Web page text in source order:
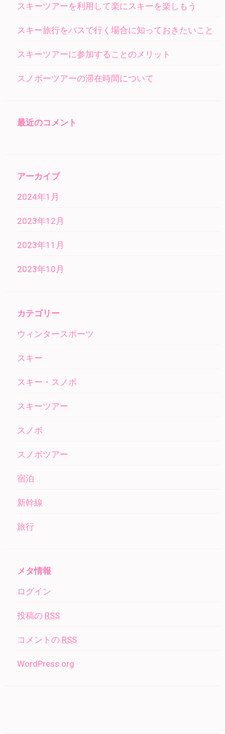
スキーツアーを利用して楽にスキーを楽しもう
スキー旅行をバスで行く場合に知っておきたいこと
スキーツアーに参加することのメリット
スノボーツアーの滞在時間について
最近のコメント
アーカイブ
2024年1月
2023年12月
2023年11月
2023年10月
カテゴリー
ウィンタースポーツ
スキー
スキー・スノボ
スキーツアー
スノボ
スノボツアー
宿泊
新幹線
旅行
メタ情報
ログイン
投稿の RSS
コメントの RSS
WordPress.org